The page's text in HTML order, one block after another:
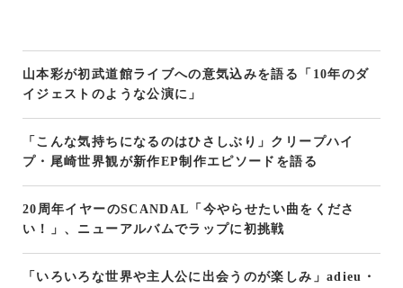
山本彩が初武道館ライブへの意気込みを語る「10年のダ
イジェストのような公演に」
「こんな気持ちになるのはひさしぶり」クリープハイ
プ・尾崎世界観が新作EP制作エピソードを語る
20周年イヤーのSCANDAL「今やらせたい曲をくださ
い！」、ニューアルバムでラップに初挑戦
「いろいろな世界や主人公に出会うのが楽しみ」adieu・